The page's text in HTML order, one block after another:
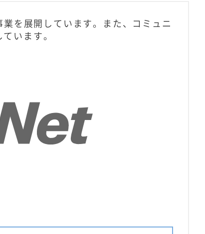
を展開しています。また、コミュニ
います。